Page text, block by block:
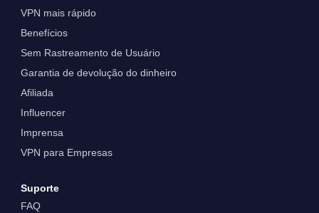
VPN mais rápido
Benefícios
Sem Rastreamento de Usuário
Garantia de devolução do dinheiro
Afiliada
Influencer
Imprensa
VPN para Empresas
Suporte
FAQ